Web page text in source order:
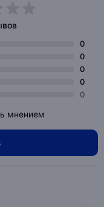
0
0
0
0
0
мнением